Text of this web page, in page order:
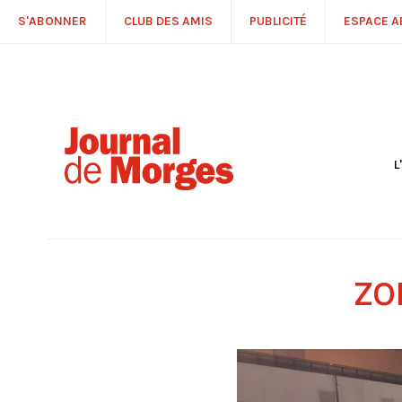
S'ABONNER CLUB DES AMIS PUBLICITÉ ESPACE